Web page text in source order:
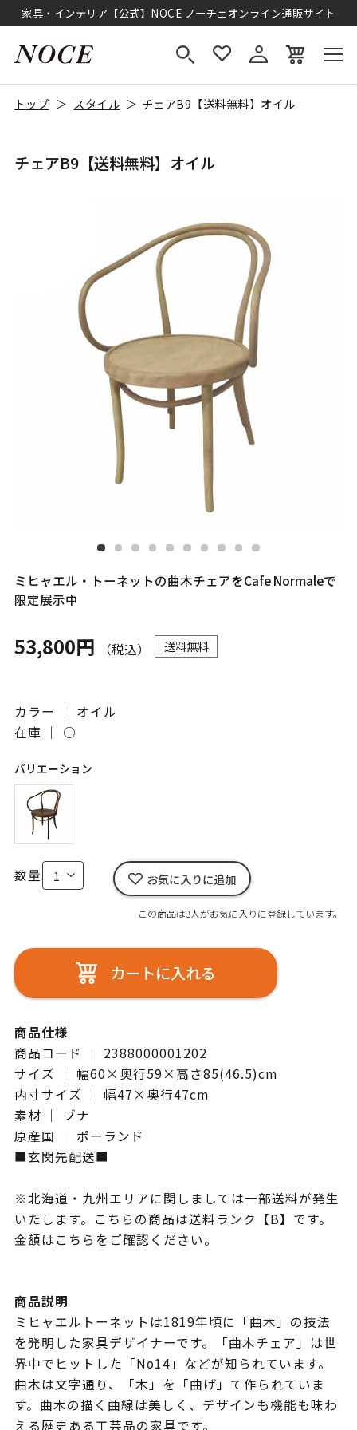
家具・インテリア【公式】NOCE ノーチェオンライン通販サイト
トップ スタイル チェアB9【送料無料】オイル
チェアB9【送料無料】オイル
ミヒャエル・トーネットの曲木チェアをCafe Normaleで
限定展示中
53,800円 （税込） 送料無料
カラー ｜ オイル
在庫 ｜ ○
バリエーション
数量 お気に入りに追加
この商品は8人がお気に入りに登録しています。
カートに入れる
商品仕様
商品コード ｜ 2388000001202
サイズ ｜ 幅60×奥行59×高さ85(46.5)cm
内寸サイズ ｜ 幅47×奥行47cm
素材 ｜ ブナ
原産国 ｜ ポーランド
■玄関先配送■
※北海道・九州エリアに関しましては一部送料が発生
いたします。こちらの商品は送料ランク【B】です。
金額はこちらをご確認ください。
商品説明
ミヒャエルトーネットは1819年頃に「曲木」の技法
を発明した家具デザイナーです。「曲木チェア」は世
界中でヒットした「No14」などが知られています。
曲木は文字通り、「木」を「曲げ」て作られていま
す。曲木の描く曲線は美しく、デザインも機能も味わ
える歴史ある工芸品の家具です。